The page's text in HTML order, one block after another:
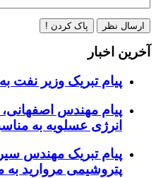
ارسال نظر پاک کردن !
آخرین اخبار
پیام تبریک وزیر نفت
پیام مهندس
انرژی عسلویه به
پیام تبریک مهندس
پتروشیمی مروارید به